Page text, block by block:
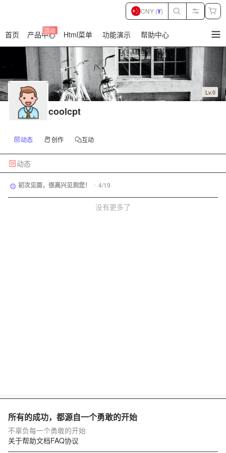
首页 产品中心
活动 Html菜单 功能演示 帮助中心
CNY (¥)
Lv.0
coolcpt
动态 创作 互动
动态
初次见面，很高兴见到您！ • 4/19
没有更多了
所有的成功，都源自一个勇敢的开始
不辜负每一个勇敢的开始
关于帮助文档FAQ协议